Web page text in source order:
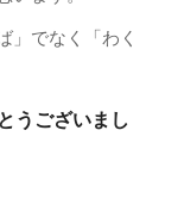
」でなく「わく
うございまし